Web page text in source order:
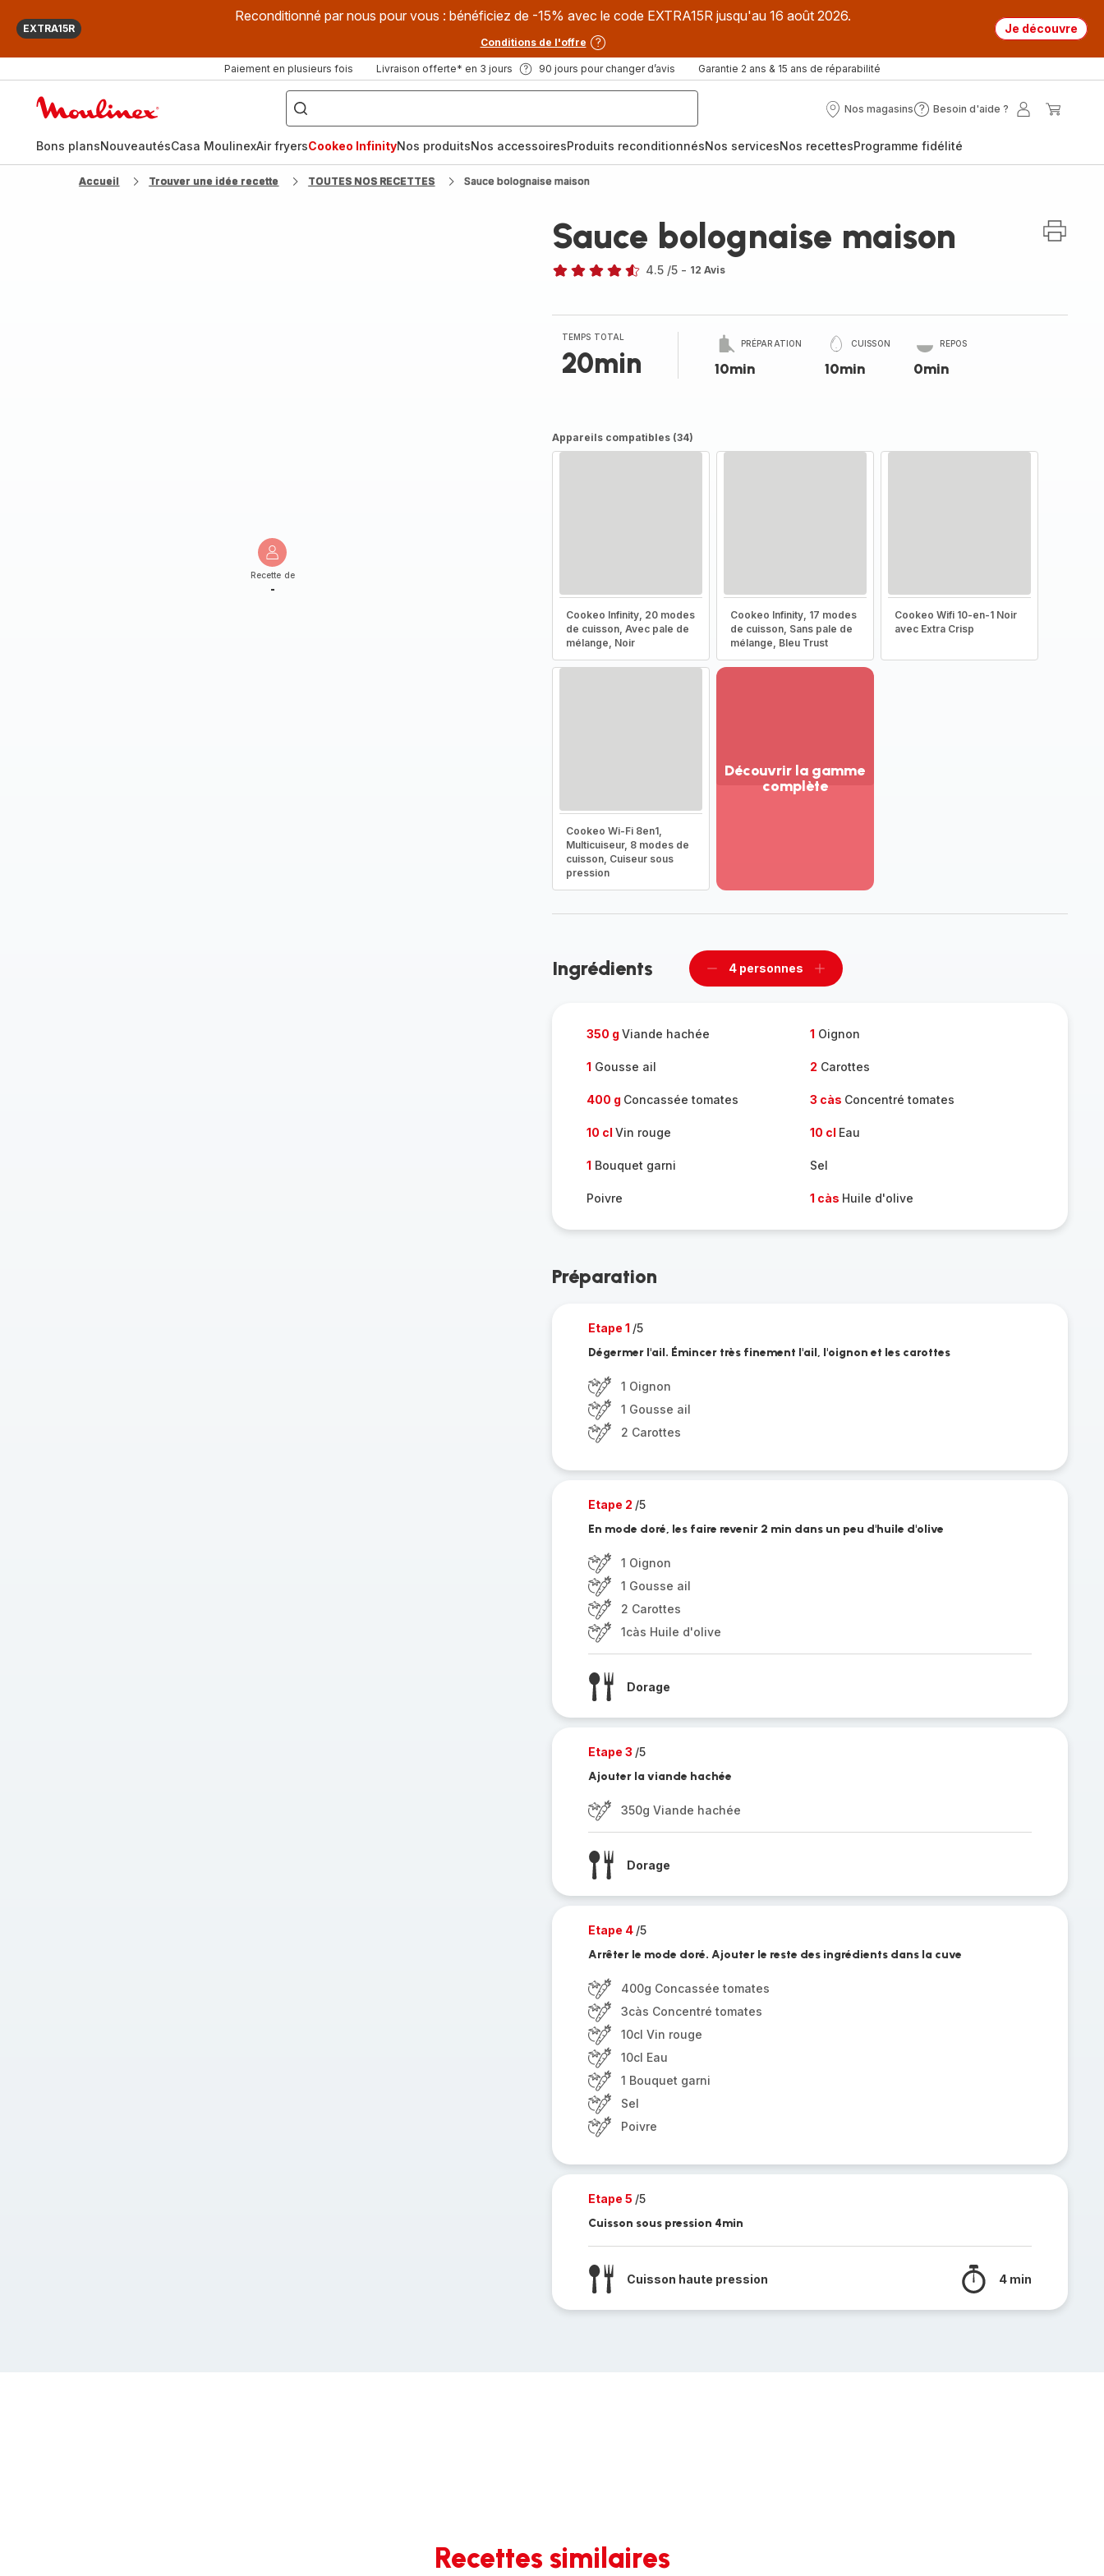
EXTRA15R
Reconditionné par nous pour vous : bénéficiez de -15% avec le code EXTRA15R jusqu'au 16 août 2026.
Conditions de l'offre
Je découvre
Paiement en plusieurs fois Livraison offerte* en 3 jours 90 jours pour changer d’avis Garantie 2 ans & 15 ans de réparabilité
["Que
recherchez-
vous
?",
fryer",
"Companion"]
Nos magasins
Nos
Besoin d'aide ?
Besoin
?
Mon
Bons plansNouveautésCasa MoulinexAir fryersCookeo InfinityNos produitsNos accessoiresProduits reconditionnésNos servicesNos recettesProgramme fidélité
Accueil Trouver une idée recette TOUTES NOS RECETTES Sauce bolognaise maison
Recette de
-
Sauce bolognaise maison
4.5 /5 - 12 Avis
TEMPS TOTAL
20min
PRÉPARATION
10min
CUISSON
10min
REPOS
0min
Appareils compatibles (34)
Cookeo Infinity, 20 modes
de cuisson, Avec pale de
mélange, Noir
Cookeo Infinity, 17 modes
de cuisson, Sans pale de
mélange, Bleu Trust
Cookeo Wifi 10-en-1 Noir
avec Extra Crisp
Cookeo Wi-Fi 8en1,
Multicuiseur, 8 modes de
cuisson, Cuiseur sous
pression
Découvrir la gamme
complète
-
Ingrédients
Supprimer
4 personnes
Ajouter
350 g Viande hachée 1 Oignon
1 Gousse ail 2 Carottes
400 g Concassée tomates 3 càs Concentré tomates
10 cl Vin rouge 10 cl Eau
1 Bouquet garni Sel
Poivre 1 càs Huile d'olive
Préparation
Etape 1 /5
Dégermer l'ail. Émincer très finement l'ail, l'oignon et les carottes
1 Oignon
1 Gousse ail
2 Carottes
Etape 2 /5
En mode doré, les faire revenir 2 min dans un peu d'huile d'olive
1 Oignon
1 Gousse ail
2 Carottes
1càs Huile d'olive
Dorage
Etape 3 /5
Ajouter la viande hachée
350g Viande hachée
Dorage
Etape 4 /5
Arrêter le mode doré. Ajouter le reste des ingrédients dans la cuve
400g Concassée tomates
3càs Concentré tomates
10cl Vin rouge
10cl Eau
1 Bouquet garni
Sel
Poivre
Etape 5 /5
Cuisson sous pression 4min
Cuisson haute pression 4 min
Recettes similaires